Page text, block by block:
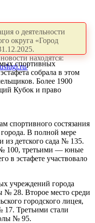
о деятельности
округа «Город
находятся:
спортивных
собрала в этом
Более 1900
Кубок и право
спортивного состязания
В полной мере
из детского сада № 135.
№ 100, третьими — юные
в эстафете участвовало
учреждений города
28. Второе место среди
городского лицея,
Третьими стали
№ 95.